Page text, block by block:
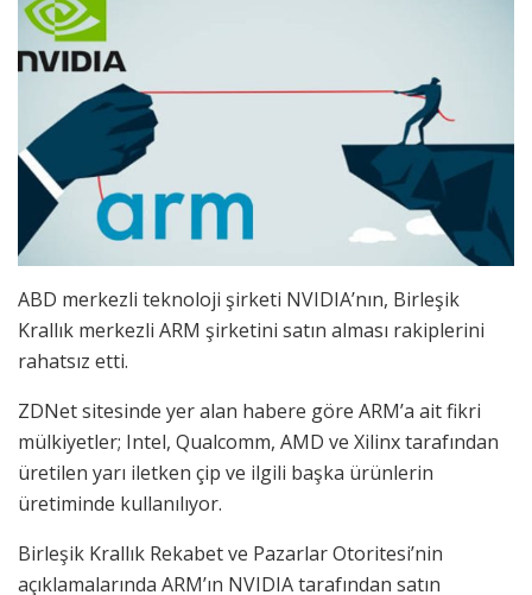
ABD merkezli teknoloji şirketi NVIDIA’nın, Birleşik
Krallık merkezli ARM şirketini satın alması rakiplerini
rahatsız etti.
ZDNet sitesinde yer alan habere göre ARM’a ait fikri
mülkiyetler; Intel, Qualcomm, AMD ve Xilinx tarafından
üretilen yarı iletken çip ve ilgili başka ürünlerin
üretiminde kullanılıyor.
Birleşik Krallık Rekabet ve Pazarlar Otoritesi’nin
açıklamalarında ARM’ın NVIDIA tarafından satın